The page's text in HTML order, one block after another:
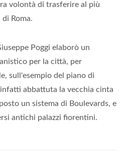
volontà di trasferire al più
Roma.
Poggi elaborò un
per la città, per
sull'esempio del piano di
abbattuta la vecchia cinta
un sistema di Boulevards, e
antichi palazzi fiorentini.